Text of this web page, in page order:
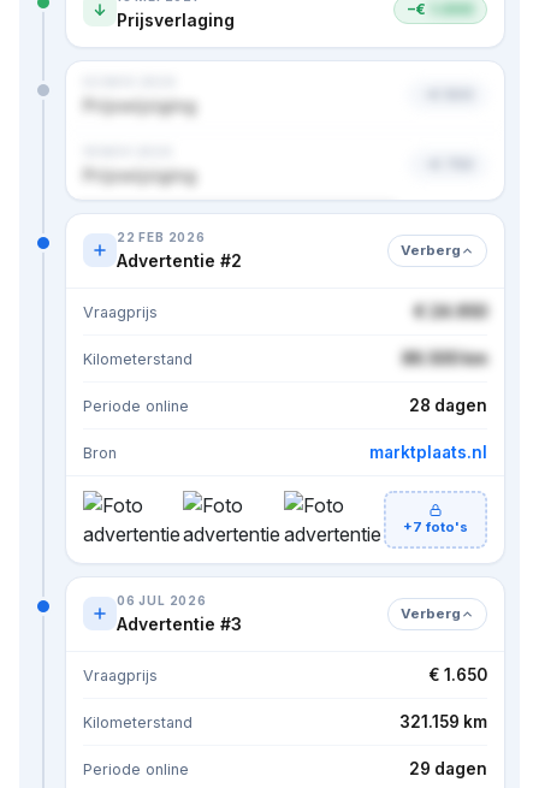
Prijsverlaging −€
Prijswijziging
Prijswijziging
Nog 1 prijs verborgen · bekijk in premium
22 FEB 2026
Advertentie #2 Verberg
Vraagprijs € 24.950
Kilometerstand 86.500 km
Periode online 28 dagen
Bron marktplaats.nl
+7 foto's
06 JUL 2026
Advertentie #3 Verberg
Vraagprijs € 1.650
Kilometerstand 321.159 km
Periode online 29 dagen